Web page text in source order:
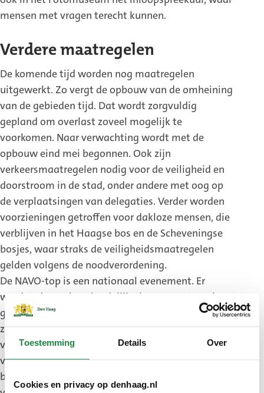
Toestemming Details Over
Cookies en privacy op denhaag.nl
mensen met vragen terecht kunnen.
Verdere maatregelen
De komende tijd worden nog maatregelen
uitgewerkt. Zo vergt de opbouw van de omheining
van de gebieden tijd. Dat wordt zorgvuldig
gepland om overlast zoveel mogelijk te
voorkomen. Naar verwachting wordt met de
opbouw eind mei begonnen. Ook zijn
verkeersmaatregelen nodig voor de veiligheid en
doorstroom in de stad, onder andere met oog op
de verplaatsingen van delegaties. Verder worden
voorzieningen getroffen voor dakloze mensen, die
verblijven in het Haagse bos en de Scheveningse
bosjes, waar straks de veiligheidsmaatregelen
gelden volgens de noodverordening.
De NAVO-top is een nationaal evenement. Er
worden dan ook op landelijk niveau maatregelen
getroffen, naast de gemeentelijke maatregelen. Zo
zal het luchtruim zijn gesloten en wijst de minister
van Justitie en Veiligheid naar verwachting
veiligheidsrisicogebieden aan in de gemeenten die
bij de top zijn betrokken, waaronder Den Haag. De